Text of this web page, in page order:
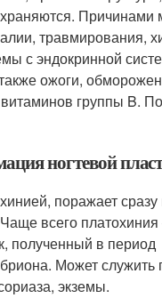
Причинами
травмирования,
с эндокринной
ожоги,
группы B.
ногтевой
поражает
всего
полученный в период
Может служить
экземы.